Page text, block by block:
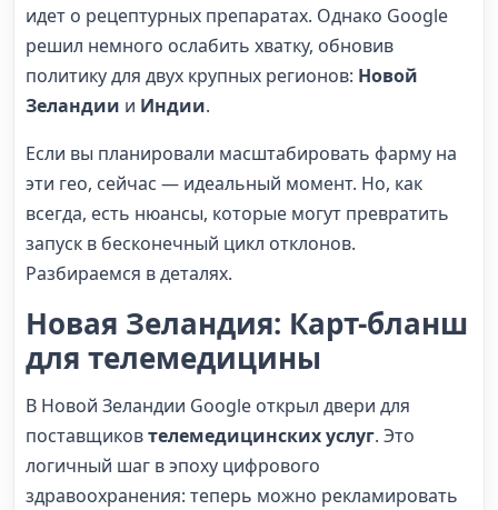
идет о рецептурных препаратах. Однако Google
решил немного ослабить хватку, обновив
политику для двух крупных регионов: Новой
Зеландии и Индии.
Если вы планировали масштабировать фарму на
эти гео, сейчас — идеальный момент. Но, как
всегда, есть нюансы, которые могут превратить
запуск в бесконечный цикл отклонов.
Разбираемся в деталях.
Новая Зеландия: Карт-бланш
для телемедицины
В Новой Зеландии Google открыл двери для
поставщиковтелемедицинских услуг. Это
логичный шаг в эпоху цифрового
здравоохранения: теперь можно рекламировать